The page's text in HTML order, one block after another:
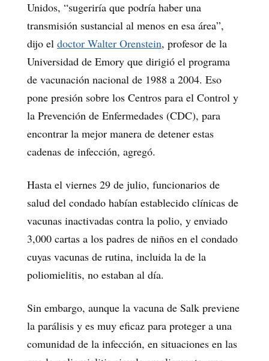
Unidos, “sugeriría que podría haber una
transmisión sustancial al menos en esa área”,
dijo el doctor Walter Orenstein, profesor de la
Universidad de Emory que dirigió el programa
de vacunación nacional de 1988 a 2004. Eso
pone presión sobre los Centros para el Control y
la Prevención de Enfermedades (CDC), para
encontrar la mejor manera de detener estas
cadenas de infección, agregó.
Hasta el viernes 29 de julio, funcionarios de
salud del condado habían establecido clínicas de
vacunas inactivadas contra la polio, y enviado
3,000 cartas a los padres de niños en el condado
cuyas vacunas de rutina, incluida la de la
poliomielitis, no estaban al día.
Sin embargo, aunque la vacuna de Salk previene
la parálisis y es muy eficaz para proteger a una
comunidad de la infección, en situaciones en las